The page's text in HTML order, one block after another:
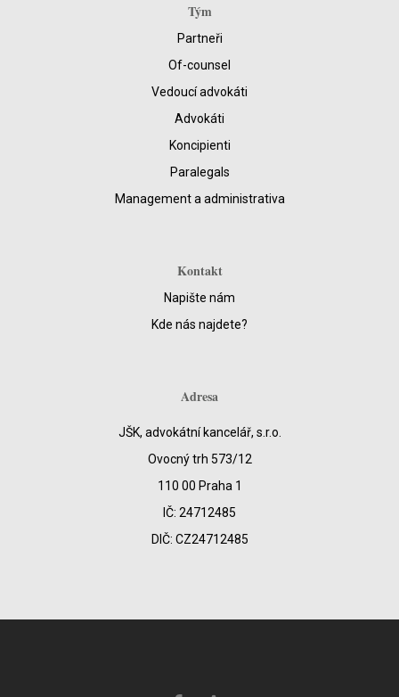
Tým
Partneři
Of-counsel
Vedoucí advokáti
Advokáti
Koncipienti
Paralegals
Management a administrativa
Kontakt
Napište nám
Kde nás najdete?
Adresa
JŠK, advokátní kancelář, s.r.o.
Ovocný trh 573/12
110 00 Praha 1
IČ: 24712485
DIČ: CZ24712485